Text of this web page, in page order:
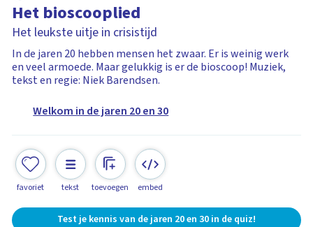
Het bioscooplied
Het leukste uitje in crisistijd
In de jaren 20 hebben mensen het zwaar. Er is weinig werk
en veel armoede. Maar gelukkig is er de bioscoop! Muziek,
tekst en regie: Niek Barendsen.
Welkom in de jaren 20 en 30
favoriet tekst toevoegen embed
Test je kennis van de jaren 20 en 30 in de quiz!